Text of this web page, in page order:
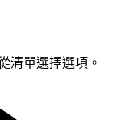
清單選擇選項。